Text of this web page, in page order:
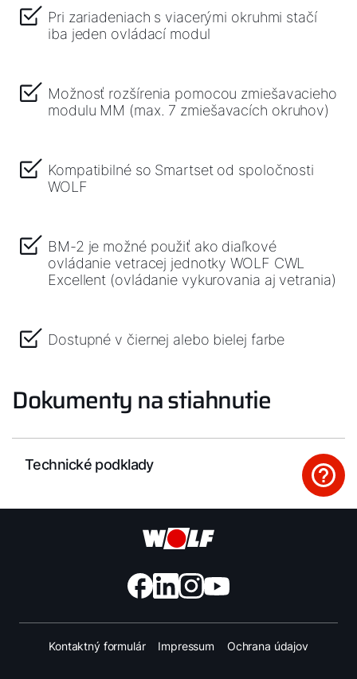
Pri zariadeniach s viacerými okruhmi stačí
iba jeden ovládací modul
Možnosť rozšírenia pomocou zmiešavacieho
modulu MM (max. 7 zmiešavacích okruhov)
Kompatibilné so Smartset od spoločnosti
WOLF
BM-2 je možné použiť ako diaľkové
ovládanie vetracej jednotky WOLF CWL
Excellent (ovládanie vykurovania aj vetrania)
Dostupné v čiernej alebo bielej farbe
Dokumenty na stiahnutie
Technické podklady
Kontaktný formulár Impressum Ochrana údajov